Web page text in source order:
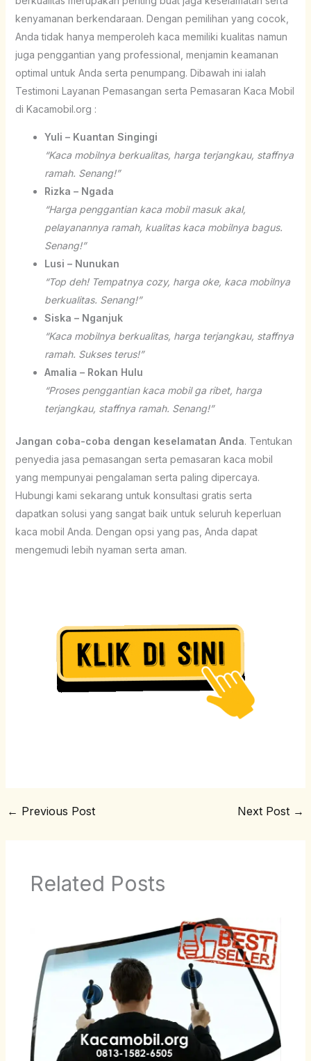
kenyamanan berkendaraan. Dengan pemilihan yang cocok,
Anda tidak hanya memperoleh kaca memiliki kualitas namun
juga penggantian yang professional, menjamin keamanan
optimal untuk Anda serta penumpang. Dibawah ini ialah
Testimoni Layanan Pemasangan serta Pemasaran Kaca Mobil
di Kacamobil.org :
Yuli – Kuantan Singingi
“Kaca mobilnya berkualitas, harga terjangkau, staffnya
ramah. Senang!”
Rizka – Ngada
“Harga penggantian kaca mobil masuk akal,
pelayanannya ramah, kualitas kaca mobilnya bagus.
Senang!”
Lusi – Nunukan
“Top deh! Tempatnya cozy, harga oke, kaca mobilnya
berkualitas. Senang!”
Siska – Nganjuk
“Kaca mobilnya berkualitas, harga terjangkau, staffnya
ramah. Sukses terus!”
Amalia – Rokan Hulu
“Proses penggantian kaca mobil ga ribet, harga
terjangkau, staffnya ramah. Senang!”
Jangan coba-coba dengan keselamatan Anda. Tentukan
penyedia jasa pemasangan serta pemasaran kaca mobil
yang mempunyai pengalaman serta paling dipercaya.
Hubungi kami sekarang untuk konsultasi gratis serta
dapatkan solusi yang sangat baik untuk seluruh keperluan
kaca mobil Anda. Dengan opsi yang pas, Anda dapat
mengemudi lebih nyaman serta aman.
← Previous Post Next Post →
Related Posts